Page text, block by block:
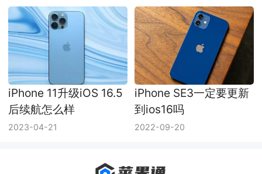
iPhone 11升级iOS 16.5
后续航怎么样
2023-04-21
iPhone SE3一定要更新
到ios16吗
2022-09-20